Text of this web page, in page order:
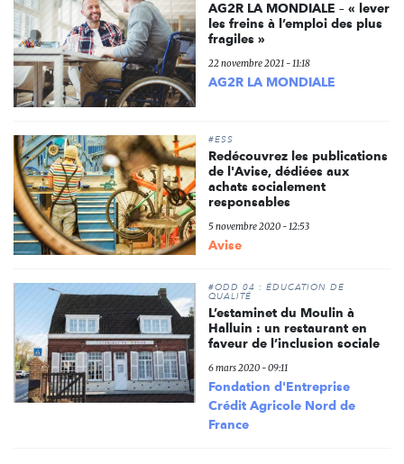
AG2R LA MONDIALE – « lever
les freins à l’emploi des plus
fragiles »
22 novembre 2021 - 11:18
AG2R LA MONDIALE
#ESS
Redécouvrez les publications
de l'Avise, dédiées aux
achats socialement
responsables
5 novembre 2020 - 12:53
Avise
#ODD 04 : ÉDUCATION DE
QUALITÉ
L’estaminet du Moulin à
Halluin : un restaurant en
faveur de l’inclusion sociale
6 mars 2020 - 09:11
Fondation d'Entreprise
Crédit Agricole Nord de
France